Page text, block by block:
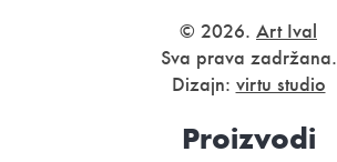
© 2026. Art Ival
Sva prava zadržana.
Dizajn: virtu studio
Proizvodi